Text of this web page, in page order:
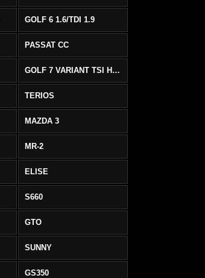
GOLF 6 1.6/TDI 1.9
PASSAT CC
GOLF 7 VARIANT TSI HIGHLINE/R-LINE
TERIOS
MAZDA 3
MR-2
ELISE
S660
GTO
SUNNY
GS350